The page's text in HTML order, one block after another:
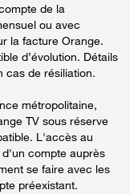
de la
ou avec
la facture Orange.
d’évolution. Détails
cas de résiliation.
métropolitaine,
TV sous réserve
L'accès au
compte auprès
se faire avec les
préexistant.